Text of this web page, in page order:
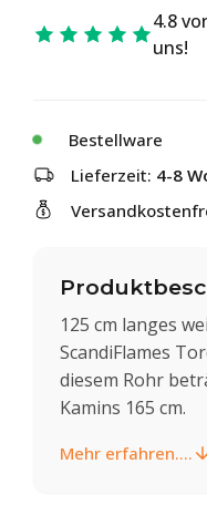
4.8
uns!
Bestellware
Lieferzeit: 4-8
125 cm langes
ScandiFlames
diesem Rohr
Kamins 165 cm.
Mehr erfahren....